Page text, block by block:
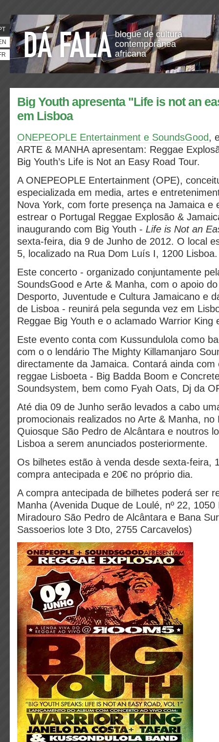
blogue de cultura
contemporânea
africana
Big Youth apresenta "Life is not an
em Lisboa
ONEPEOPLE Entertainment e SoundsGood,
ARTE & MANHA apresentam: Reggae
Big Youth’s Life is Not an Easy Road Tour.
A ONEPEOPLE Entertainment (OPE),
especializada em media, artes e
Nova York, com forte presença na Jamaica e
estrear o Portugal Reggae Explosão &
inaugurando com Big Youth - Life is Not an
sexta-feira, dia 9 de Junho de 2012. O local
5, localizado na Rua Dom Luís I, 1200 Lisboa.
Este concerto - organizado conjuntamente
SoundsGood e Arte & Manha, com o apoio
Desporto, Juventude e Cultura Jamaicano e
de Lisboa - reunirá pela segunda vez em
Reggae Big Youth e o aclamado Warrior King
Este evento conta com Kussundulola como
com o o lendário The Mighty Killamanjaro
directamente da Jamaica. Contará ainda com
reggae Lisboeta - Big Badda Boom e
Soundsystem, bem como Fyah Oats, Dj da
Até dia 09 de Junho serão levados a cabo
promocionais realizados no Arte & Manha, no
Quiosque São Pedro de Alcântara e noutros
Lisboa a serem anunciados posteriormente.
Os bilhetes estão à venda desde sexta-feira,
compra antecipada e 20€ no próprio dia.
A compra antecipada de bilhetes poderá ser
Manha (Avenida Duque de Loulé, nº 22,
Miradouro São Pedro de Alcântara e Bana
Sassoerios lote 3 Dto, 2755 Carcavelos)